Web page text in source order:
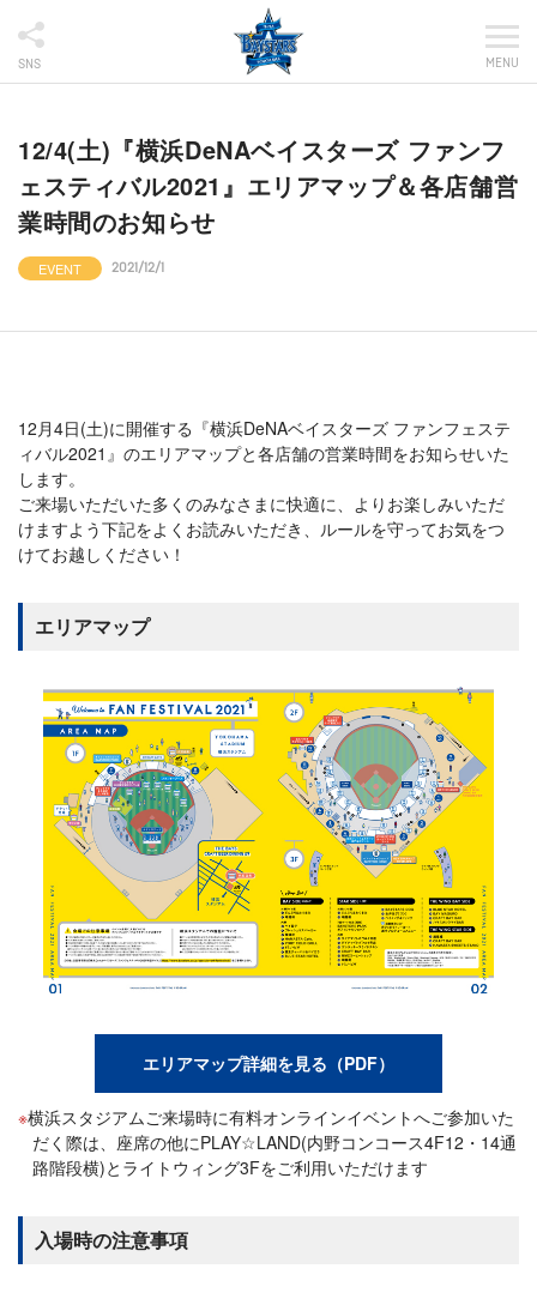
SNS MENU
12/4(土)『横浜DeNAベイスターズ ファンフ
ェスティバル2021』エリアマップ＆各店舗営
業時間のお知らせ
EVENT 2021/12/1
12月4日(土)に開催する『横浜DeNAベイスターズ ファンフェステ
ィバル2021』のエリアマップと各店舗の営業時間をお知らせいた
します。
ご来場いただいた多くのみなさまに快適に、よりお楽しみいただ
けますよう下記をよくお読みいただき、ルールを守ってお気をつ
けてお越しください！
エリアマップ
エリアマップ詳細を見る（PDF）
横浜スタジアムご来場時に有料オンラインイベントへご参加いた
だく際は、座席の他にPLAY☆LAND(内野コンコース4F12・14通
路階段横)とライトウィング3Fをご利用いただけます
入場時の注意事項